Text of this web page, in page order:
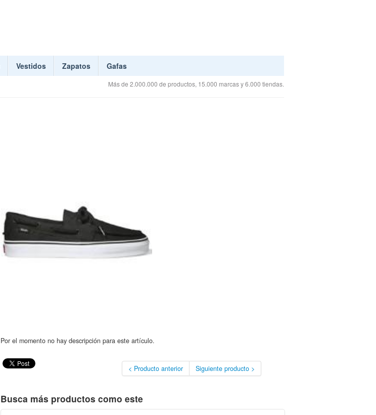
Vestidos Zapatos Gafas
Más de 2.000.000 de productos, 15.000 marcas y 6.000 tiendas.
Por el momento no hay descripción para este artículo.
< Producto anterior Siguiente producto >
Busca más productos como este